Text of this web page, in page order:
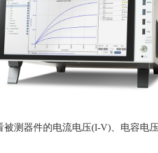
被测器件的电流电压(I-V)、电容电